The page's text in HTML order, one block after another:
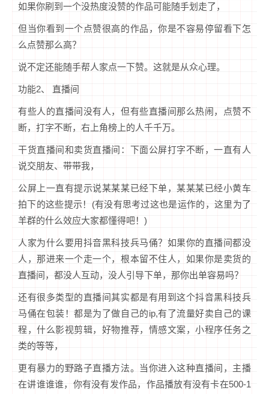
如果你刷到一个没热度没赞的作品可能随手划走了，
但当你看到一个点赞很高的作品，你是不容易停留看下怎
么点赞那么高？
说不定还能随手帮人家点一下赞。这就是从众心理。
功能2、 直播间
有些人的直播间没有人，但有些直播间那么热闹，点赞不
断，打字不断，右上角榜上的人千千万。
干货直播间和卖货直播间：下面公屏打字不断，一直有人
说交朋友、带带我，
公屏上一直有提示说某某某已经下单，某某某已经小黄车
拍下的这些提示！(有没有思考过这也是运作的，这里为了
羊群的什么效应大家都懂得吧！)
人家为什么要用抖音黑科技兵马俑？如果你的直播间都没
人，那进来一个走一个，根本留不住人，如果你是卖货的
直播间，都没人互动，没人引导下单，那你出单容易吗？
还有很多类型的直播间其实都是有用到这个抖音黑科技兵
马俑在包装！都是为了做自己的ip,有了流量好卖自己的课
程，什么影视剪辑，好物推荐，情感文案，小程序任务之
类的等等，
更有暴力的野路子直播方法。当你进入这种直播间，主播
在讲谁谁谁，你有没有发作品，作品播放有没有卡在500-1